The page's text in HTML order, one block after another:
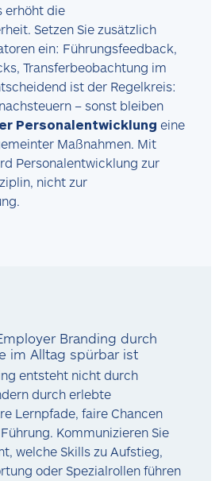
erhöht die
Setzen Sie zusätzlich
ein: Führungsfeedback,
Transferbeobachtung im
ist der Regelkreis:
– sonst bleiben
Personalentwicklung eine
Maßnahmen. Mit
Personalentwicklung zur
nicht zur
Branding durch
im Alltag spürbar ist
entsteht nicht durch
durch erlebte
Lernpfade, faire Chancen
Kommunizieren Sie
welche Skills zu Aufstieg,
oder Spezialrollen führen